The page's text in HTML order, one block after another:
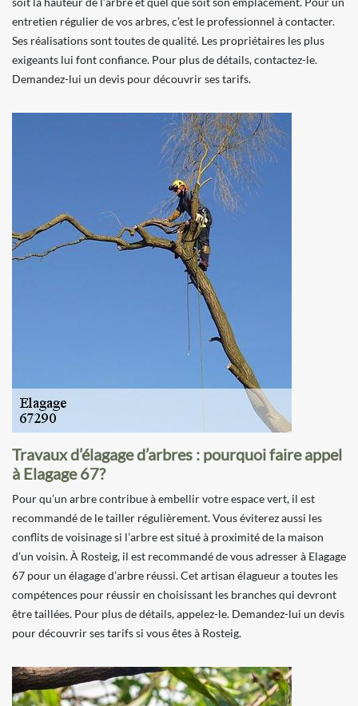
entretien régulier de vos arbres, c’est le professionnel à contacter.
Ses réalisations sont toutes de qualité. Les propriétaires les plus
exigeants lui font confiance. Pour plus de détails, contactez-le.
Demandez-lui un devis pour découvrir ses tarifs.
Travaux d’élagage d’arbres : pourquoi faire appel
à Elagage 67?
Pour qu’un arbre contribue à embellir votre espace vert, il est
recommandé de le tailler régulièrement. Vous éviterez aussi les
conflits de voisinage si l’arbre est situé à proximité de la maison
d’un voisin. À Rosteig, il est recommandé de vous adresser à Elagage
67 pour un élagage d’arbre réussi. Cet artisan élagueur a toutes les
compétences pour réussir en choisissant les branches qui devront
être taillées. Pour plus de détails, appelez-le. Demandez-lui un devis
pour découvrir ses tarifs si vous êtes à Rosteig.